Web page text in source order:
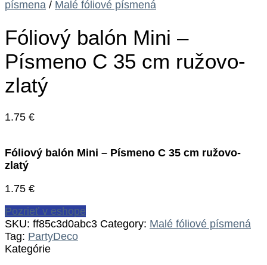
písmena / Malé fóliové písmená
Fóliový balón Mini –
Písmeno C 35 cm ružovo-
zlatý
1.75 €
Fóliový balón Mini – Písmeno C 35 cm ružovo-
zlatý
1.75 €
Pozrieť v eshope
SKU: ff85c3d0abc3 Category: Malé fóliové písmená
Tag: PartyDeco
Kategórie